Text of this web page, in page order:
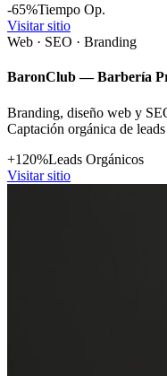
-65%Tiempo Op.
Visitar sitio
Web · SEO · Branding
BaronClub — Barbería
Branding, diseño web y
Captación orgánica de
+120%Leads Orgánicos
Visitar sitio